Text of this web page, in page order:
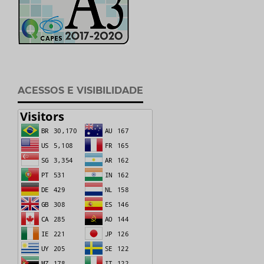
ACESSOS E VISIBILIDADE